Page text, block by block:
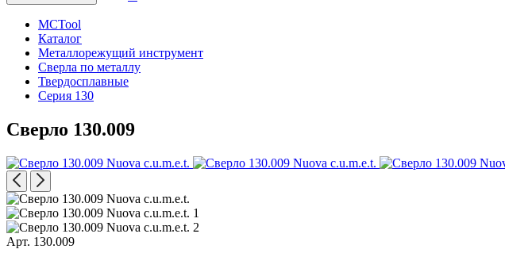
MCTool
Каталог
Металлорежущий инструмент
Сверла по металлу
Твердосплавные
Серия 130
Сверло 130.009
Арт. 130.009